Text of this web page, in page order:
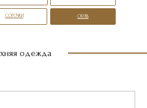
ОБУВЬ
СОРОЧКИ
одежда